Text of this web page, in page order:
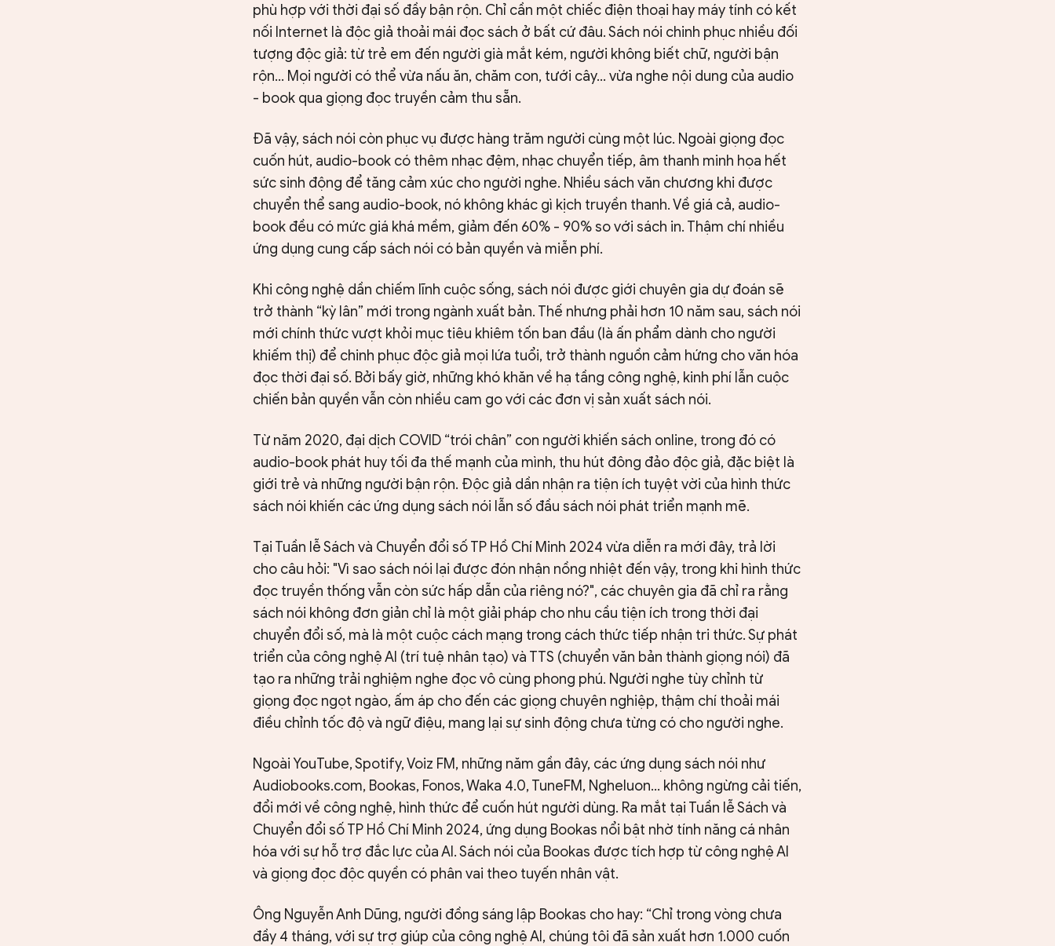
phù hợp với thời đại số đầy bận rộn. Chỉ cần một chiếc điện thoại hay máy tính có kết
nối Internet là độc giả thoải mái đọc sách ở bất cứ đâu. Sách nói chinh phục nhiều đối
tượng độc giả: từ trẻ em đến người già mắt kém, người không biết chữ, người bận
rộn... Mọi người có thể vừa nấu ăn, chăm con, tưới cây... vừa nghe nội dung của audio
- book qua giọng đọc truyền cảm thu sẵn.
Đã vậy, sách nói còn phục vụ được hàng trăm người cùng một lúc. Ngoài giọng đọc
cuốn hút, audio-book có thêm nhạc đệm, nhạc chuyển tiếp, âm thanh minh họa hết
sức sinh động để tăng cảm xúc cho người nghe. Nhiều sách văn chương khi được
chuyển thể sang audio-book, nó không khác gì kịch truyền thanh. Về giá cả, audio-
book đều có mức giá khá mềm, giảm đến 60% - 90% so với sách in. Thậm chí nhiều
ứng dụng cung cấp sách nói có bản quyền và miễn phí.
Khi công nghệ dần chiếm lĩnh cuộc sống, sách nói được giới chuyên gia dự đoán sẽ
trở thành “kỳ lân” mới trong ngành xuất bản. Thế nhưng phải hơn 10 năm sau, sách nói
mới chính thức vượt khỏi mục tiêu khiêm tốn ban đầu (là ấn phẩm dành cho người
khiếm thị) để chinh phục độc giả mọi lứa tuổi, trở thành nguồn cảm hứng cho văn hóa
đọc thời đại số. Bởi bấy giờ, những khó khăn về hạ tầng công nghệ, kinh phí lẫn cuộc
chiến bản quyền vẫn còn nhiều cam go với các đơn vị sản xuất sách nói.
Từ năm 2020, đại dịch COVID “trói chân” con người khiến sách online, trong đó có
audio-book phát huy tối đa thế mạnh của mình, thu hút đông đảo độc giả, đặc biệt là
giới trẻ và những người bận rộn. Độc giả dần nhận ra tiện ích tuyệt vời của hình thức
sách nói khiến các ứng dụng sách nói lẫn số đầu sách nói phát triển mạnh mẽ.
Tại Tuần lễ Sách và Chuyển đổi số TP Hồ Chí Minh 2024 vừa diễn ra mới đây, trả lời
cho câu hỏi: "Vì sao sách nói lại được đón nhận nồng nhiệt đến vậy, trong khi hình thức
đọc truyền thống vẫn còn sức hấp dẫn của riêng nó?", các chuyên gia đã chỉ ra rằng
sách nói không đơn giản chỉ là một giải pháp cho nhu cầu tiện ích trong thời đại
chuyển đổi số, mà là một cuộc cách mạng trong cách thức tiếp nhận tri thức. Sự phát
triển của công nghệ AI (trí tuệ nhân tạo) và TTS (chuyển văn bản thành giọng nói) đã
tạo ra những trải nghiệm nghe đọc vô cùng phong phú. Người nghe tùy chỉnh từ
giọng đọc ngọt ngào, ấm áp cho đến các giọng chuyên nghiệp, thậm chí thoải mái
điều chỉnh tốc độ và ngữ điệu, mang lại sự sinh động chưa từng có cho người nghe.
Ngoài YouTube, Spotify, Voiz FM, những năm gần đây, các ứng dụng sách nói như
Audiobooks.com, Bookas, Fonos, Waka 4.0, TuneFM, Ngheluon… không ngừng cải tiến,
đổi mới về công nghệ, hình thức để cuốn hút người dùng. Ra mắt tại Tuần lễ Sách và
Chuyển đổi số TP Hồ Chí Minh 2024, ứng dụng Bookas nổi bật nhờ tính năng cá nhân
hóa với sự hỗ trợ đắc lực của AI. Sách nói của Bookas được tích hợp từ công nghệ AI
và giọng đọc độc quyền có phân vai theo tuyến nhân vật.
Ông Nguyễn Anh Dũng, người đồng sáng lập Bookas cho hay: “Chỉ trong vòng chưa
đầy 4 tháng, với sự trợ giúp của công nghệ AI, chúng tôi đã sản xuất hơn 1.000 cuốn